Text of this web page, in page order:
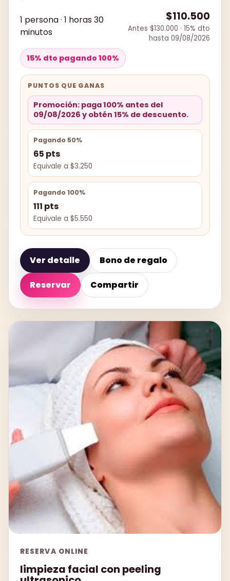
1 persona · 1 horas 30
minutos
$110.500
Antes $130.000 · 15% dto
hasta 09/08/2026
15% dto pagando 100%
PUNTOS QUE GANAS
Promoción: paga 100% antes del
09/08/2026 y obtén 15% de descuento.
Pagando 50%
65 pts
Equivale a $3.250
Pagando 100%
111 pts
Equivale a $5.550
Ver detalle Bono de regalo
Reservar Compartir
RESERVA ONLINE
limpieza facial con peeling